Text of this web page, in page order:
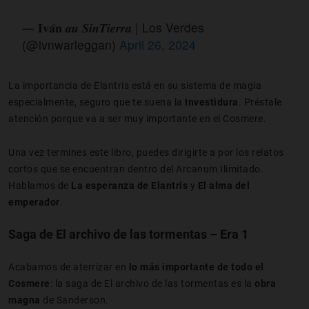
— 𝐈𝐯𝐚́𝐧 𝒂𝒖 𝑺𝒊𝒏𝑻𝒊𝒆𝒓𝒓𝒂 | Los Verdes
(@ivnwarleggan) April 26, 2024
La importancia de Elantris está en su sistema de magia
especialmente, seguro que te suena la Investidura . Préstale
atención porque va a ser muy importante en el Cosmere.
Una vez termines este libro, puedes dirigirte a por los relatos
cortos que se encuentran dentro del Arcanum Ilimitado.
Hablamos de La esperanza de Elantris y El alma del
emperador
Saga de El archivo de las tormentas – Era 1
Acabamos de aterrizar en
lo más importante de todo el
Cosmere: la saga de El archivo de las tormentas es la obra
magna de Sanderson.